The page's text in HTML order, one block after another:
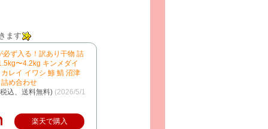
ます
必ず入る！訳あり干物 詰
〜4.2kg キンメダイ
レイ イワシ 鯵 鯖 沼津
め合わせ
込、送料無料) (2026/5/1
楽天で購入